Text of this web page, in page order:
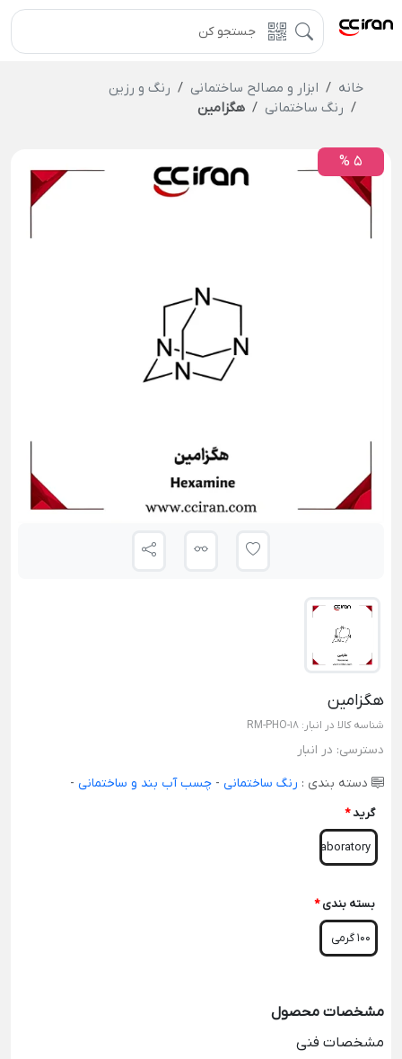
خانه ابزار و مصالح ساختمانی
رنگ و رزین
رنگ ساختمانی
هگزامین
5 %
هگزامین
شناسه کالا در انبار: RM-PHO-18
دسترسی: در انبار
دسته بندی : رنگ ساختمانی - چسب آب بند و ساختمانی -
گرید*
Laboratory
بسته بندی *
100 گرمی
مشخصات محصول
مشخصات فنی